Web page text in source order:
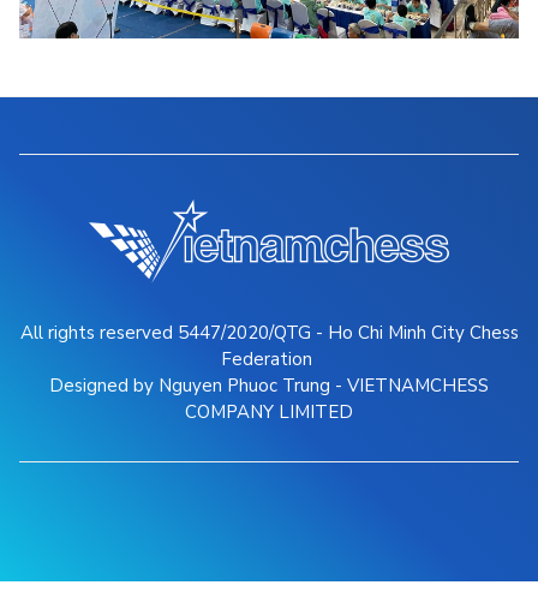
All rights reserved 5447/2020/QTG - Ho Chi Minh City Chess
Federation
Designed by Nguyen Phuoc Trung - VIETNAMCHESS
COMPANY LIMITED